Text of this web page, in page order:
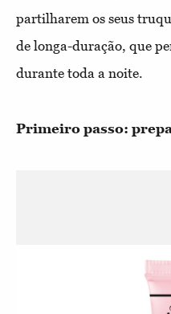
partilharem os seus
de longa-duração, que
durante toda a noite.
Primeiro passo: